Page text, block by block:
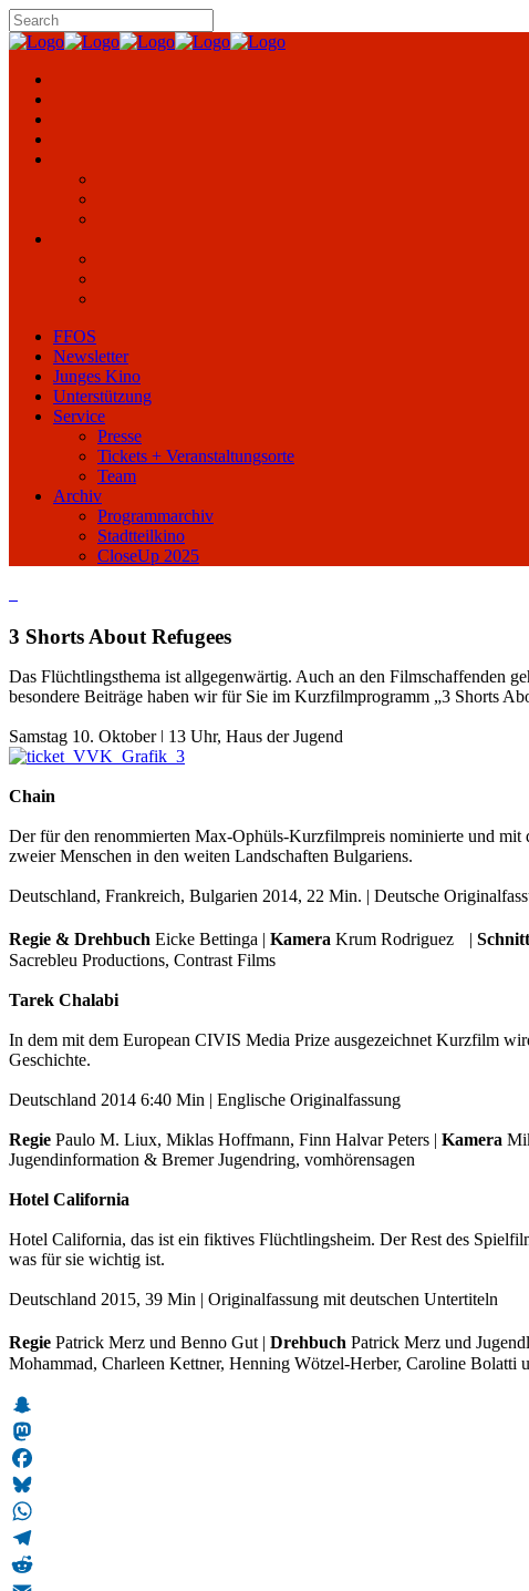
FFOS
Newsletter
Junges Kino
Unterstützung
Service
Presse
Tickets + Veranstaltungsorte
Team
Archiv
Programmarchiv
Stadtteilkino
CloseUp 2025
3 Shorts About Refugees
Das Flüchtlingsthema ist allgegenwärtig. Auch an den Filmschaffenden
besondere Beiträge haben wir für Sie im Kurzfilmprogramm „3 Shorts
Samstag 10. Oktober ǀ 13 Uhr, Haus der Jugend
Chain
Der für den renommierten Max-Ophüls-Kurzfilmpreis nominierte und mit
zweier Menschen in den weiten Landschaften Bulgariens.
Deutschland, Frankreich, Bulgarien 2014, 22 Min. | Deutsche
Regie & Drehbuch Eicke Bettinga | Kamera Krum Rodriguez | Schnitt
Sacrebleu Productions, Contrast Films
Tarek Chalabi
In dem mit dem European CIVIS Media Prize ausgezeichnet Kurzfilm
Geschichte.
Deutschland 2014 6:40 Min | Englische Originalfassung
Regie Paulo M. Liux, Miklas Hoffmann, Finn Halvar Peters | Kamera
Jugendinformation & Bremer Jugendring, vomhörensagen
Hotel California
Hotel California, das ist ein fiktives Flüchtlingsheim. Der Rest des
was für sie wichtig ist.
Deutschland 2015, 39 Min | Originalfassung mit deutschen Untertiteln
Regie Patrick Merz und Benno Gut | Drehbuch Patrick Merz und
Mohammad, Charleen Kettner, Henning Wötzel-Herber, Caroline Bolatti
Snapchat
Mastodon
Facebook
Bluesky
WhatsApp
Telegram